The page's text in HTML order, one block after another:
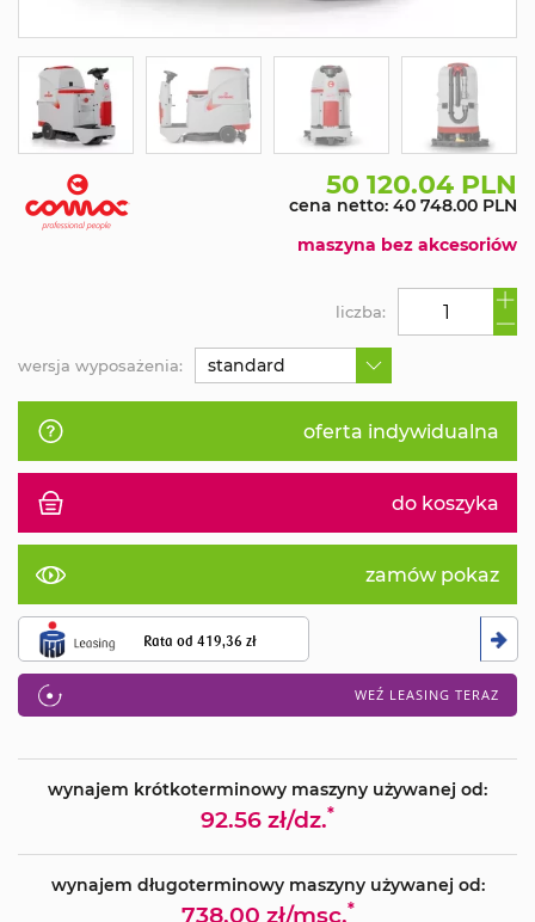
50 120.04 PLN
cena netto: 40 748.00 PLN
maszyna bez akcesoriów
oferta indywidualna
do koszyka
zamów pokaz
Rata od 419,36 zł
WEŹ LEASING TERAZ
liczba:
wersja wyposażenia: standard
wynajem krótkoterminowy maszyny używanej od:
92.56 zł/dz.*
wynajem długoterminowy maszyny używanej od:
738.00 zł/msc.*